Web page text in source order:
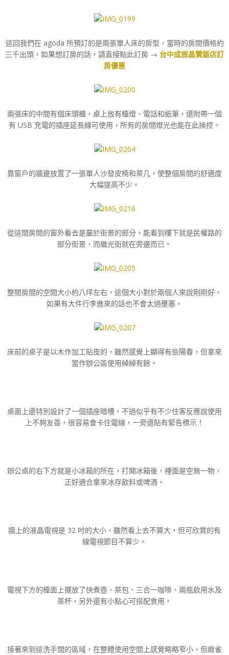
這回我們在 agoda 所預訂的是兩張單人床的房型，當時的房間價格約
三千出頭，如果想訂房的話，請直接點此訂房 → 台中成旅晶贊飯店訂
房優惠
兩張床的中間有個床頭櫃，桌上放有檯燈、電話和紙筆，還附帶一個
有 USB 充電的插座延長線可使用，所有的房間燈光也能在此操控。
靠窗戶的牆邊放置了一張單人沙發皮椅和茶几，使整個房間的舒適度
大幅提高不少。
從這間房間的窗外看去是屬於街景的部分，能看到樓下就是民權路的
部分街景，而繼光街就在旁邊而已。
整間房間的空間大小約八坪左右，這個大小對於兩個人來說剛剛好，
如果有大件行李進來的話也不會太過壅塞。
床前的桌子是以木作加工貼皮的，雖然感覺上顯得有些陽春，但拿來
當作辦公區使用綽綽有餘。
桌面上還特別設計了一個插座暗槽，不過似乎有不少住客反應說使用
上不夠友善，很容易會卡住電線，一旁還貼有緊告標示！
辦公桌的右下方就是小冰箱的所在，打開冰箱後，裡面是空無一物，
正好適合拿來冰存飲料或啤酒。
牆上的液晶電視是 32 吋的大小，雖然看上去不算大，但可欣賞的有
線電視節目不算少。
電視下方的檯面上擺放了快煮壺、茶包、三合一咖啡、兩瓶飲用水及
茶杯，另外還有小點心可搭配食用。
接著來到這洗手間的區域，在整體使用空間上感覺略略窄小，但麻雀